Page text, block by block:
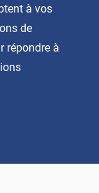
à vos
de
répondre à